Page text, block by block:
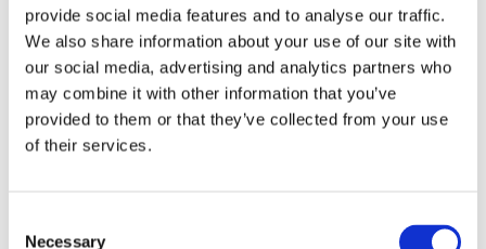
provide social media features and to analyse our traffic.
We also share information about your use of our site with
our social media, advertising and analytics partners who
may combine it with other information that you’ve
provided to them or that they’ve collected from your use
of their services.
Necessary
Sale houses Family, 181 m² - Unhošť
Offer type
Sale
Property type
House
Virtuální prohlídka
360° video
rozměry
Family
funkce
garge terrace
cena
15 500 000